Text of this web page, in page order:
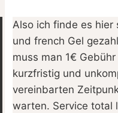
Also ich finde es hier
und french Gel
muss man 1€
kurzfristig und
vereinbarten
warten. Service total